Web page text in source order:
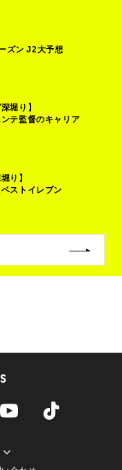
ズン J2大予想
堀り】
テ監督のキャリア
り】
ストイレブン